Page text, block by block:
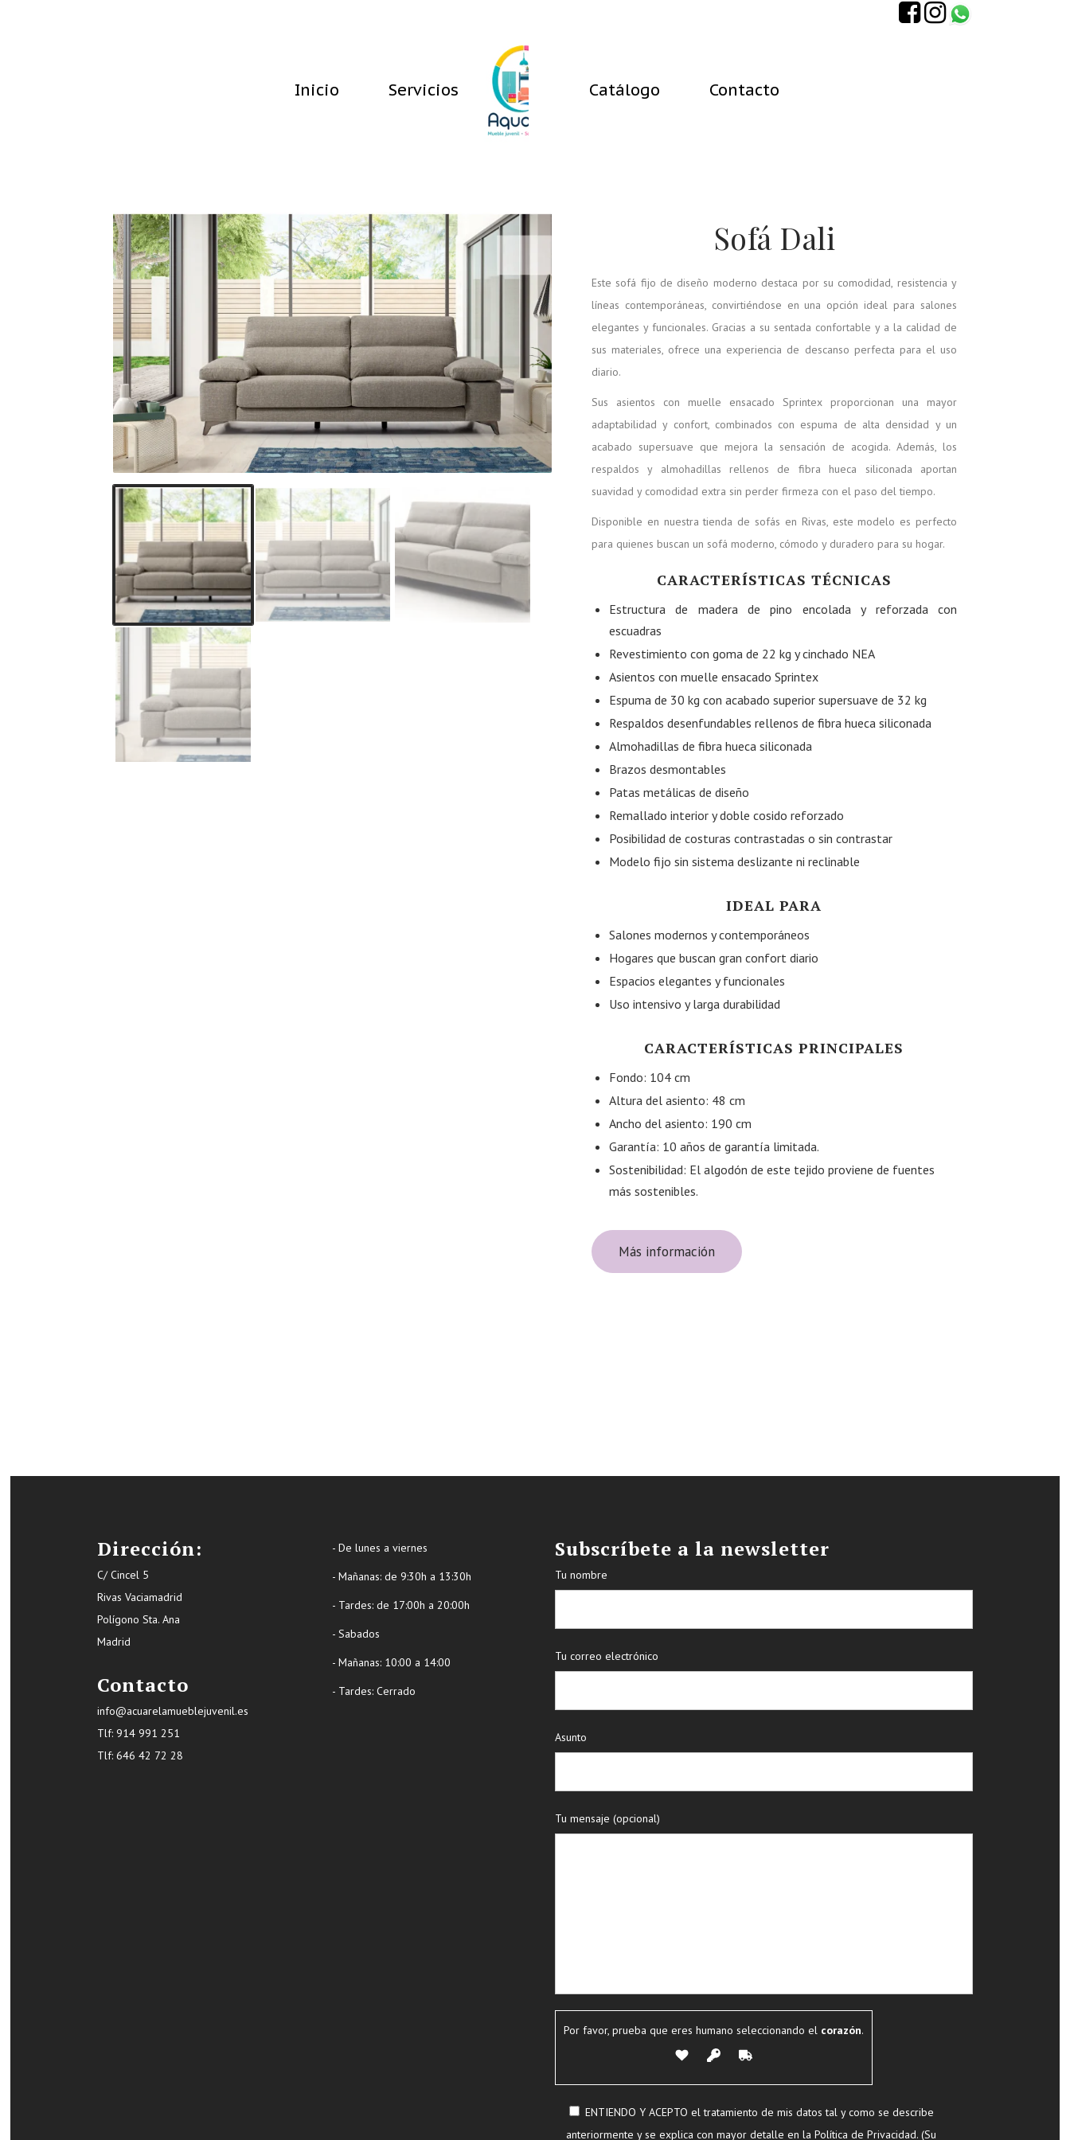
Inicio Servicios Catálogo Contacto
Sofá Dali
Este sofá fijo de diseño moderno destaca por su comodidad, resistencia y
líneas contemporáneas, convirtiéndose en una opción ideal para salones
elegantes y funcionales. Gracias a su sentada confortable y a la calidad de
sus materiales, ofrece una experiencia de descanso perfecta para el uso
diario.
Sus asientos con muelle ensacado Sprintex proporcionan una mayor
adaptabilidad y confort, combinados con espuma de alta densidad y un
acabado supersuave que mejora la sensación de acogida. Además, los
respaldos y almohadillas rellenos de fibra hueca siliconada aportan
suavidad y comodidad extra sin perder firmeza con el paso del tiempo.
Disponible en nuestra tienda de sofás en Rivas, este modelo es perfecto
para quienes buscan un sofá moderno, cómodo y duradero para su hogar.
CARACTERÍSTICAS TÉCNICAS
Estructura de madera de pino encolada y reforzada con
escuadras
Revestimiento con goma de 22 kg y cinchado NEA
Asientos con muelle ensacado Sprintex
Espuma de 30 kg con acabado superior supersuave de 32 kg
Respaldos desenfundables rellenos de fibra hueca siliconada
Almohadillas de fibra hueca siliconada
Brazos desmontables
Patas metálicas de diseño
Remallado interior y doble cosido reforzado
Posibilidad de costuras contrastadas o sin contrastar
Modelo fijo sin sistema deslizante ni reclinable
IDEAL PARA
Salones modernos y contemporáneos
Hogares que buscan gran confort diario
Espacios elegantes y funcionales
Uso intensivo y larga durabilidad
CARACTERÍSTICAS PRINCIPALES
Fondo: 104 cm
Altura del asiento: 48 cm
Ancho del asiento: 190 cm
Garantía: 10 años de garantía limitada.
Sostenibilidad: El algodón de este tejido proviene de fuentes
más sostenibles.
Más información
Dirección:
C/ Cincel 5
Rivas Vaciamadrid
Polígono Sta. Ana
Madrid
Contacto
info@acuarelamueblejuvenil.es
Tlf: 914 991 251
Tlf: 646 42 72 28
- De lunes a viernes
- Mañanas: de 9:30h a 13:30h
- Tardes: de 17:00h a 20:00h
- Sabados
- Mañanas: 10:00 a 14:00
- Tardes: Cerrado
Subscríbete a la newsletter
Tu nombre
Tu correo electrónico
Asunto
Tu mensaje (opcional)
Por favor, prueba que eres humano seleccionando el corazón.
ENTIENDO Y ACEPTO el tratamiento de mis datos tal y como se describe
anteriormente y se explica con mayor detalle en la Política de Privacidad. (Su